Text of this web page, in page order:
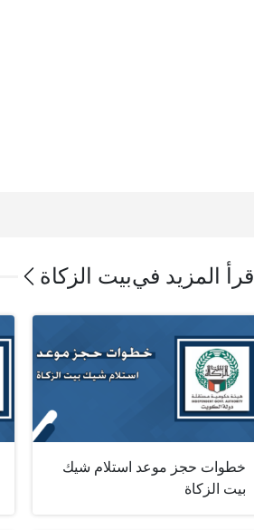
اقرأ المزيد فيبيت الزكاة
خطوات حجز موعد استلام شيك
بيت الزكاة